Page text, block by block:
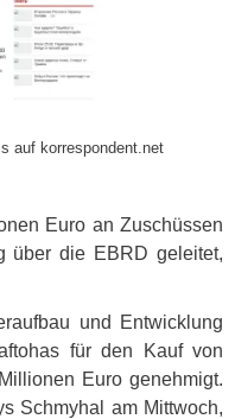
auf korrespondent.net
Euro an Zuschüssen
über die EBRD geleitet,
und Entwicklung
für den Kauf von
Euro genehmigt.
Schmyhal am Mittwoch,